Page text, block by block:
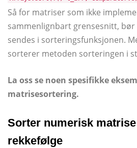
Så for matriser som ikke
sammenlignbart grensesnitt,
sendes i sorteringsfunksjonen.
sorterer metoden sorteringen i
La oss se noen spesifikke
matrisesortering.
Sorter numerisk
rekkefølge